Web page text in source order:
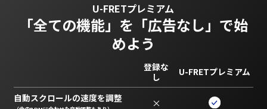
U-FRETプレミアム
「全ての機能」を 「広告なし」で始
めよう
登録な
し
U-FRETプレミアム
自動スクロールの速度を調整 ×